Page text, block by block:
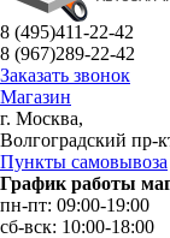
8 (495)411-22-42
8 (967)289-22-42
Заказать звонок
Магазин
г. Москва,
Волгоградский пр-
Пункты самовывоза
График работы
пн-пт: 09:00-19:00
сб-вск: 10:00-18:00